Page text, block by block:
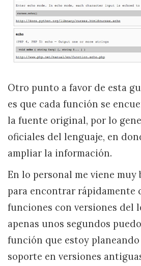
Otro punto a favor de esta
es que cada función se
la fuente original, por lo
oficiales del lenguaje, en
ampliar la información.
En lo personal me viene muy
para encontrar rápidamente
funciones con versiones del
apenas unos segundos
función que estoy
soporte en versiones